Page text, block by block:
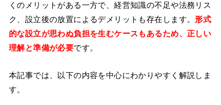
くのメリットがある一方で、経営知識の不足や法務リス
ク、設立後の放置によるデメリットも存在します。形式
的な設立が思わぬ負担を生むケースもあるため、正しい
理解と準備が必要です。
本記事では、以下の内容を中心にわかりやすく解説しま
す。